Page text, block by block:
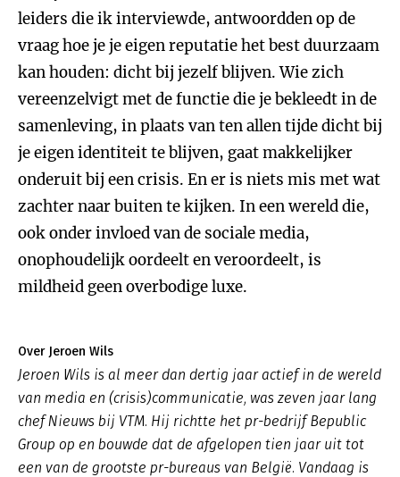
leiders die ik interviewde, antwoordden op de
vraag hoe je je eigen reputatie het best duurzaam
kan houden: dicht bij jezelf blijven. Wie zich
vereenzelvigt met de functie die je bekleedt in de
samenleving, in plaats van ten allen tijde dicht bij
je eigen identiteit te blijven, gaat makkelijker
onderuit bij een crisis. En er is niets mis met wat
zachter naar buiten te kijken. In een wereld die,
ook onder invloed van de sociale media,
onophoudelijk oordeelt en veroordeelt, is
mildheid geen overbodige luxe.
Over Jeroen Wils
Jeroen Wils is al meer dan dertig jaar actief in de wereld
van media en (crisis)communicatie, was zeven jaar lang
chef Nieuws bij VTM. Hij richtte het pr-bedrijf Bepublic
Group op en bouwde dat de afgelopen tien jaar uit tot
een van de grootste pr-bureaus van België. Vandaag is